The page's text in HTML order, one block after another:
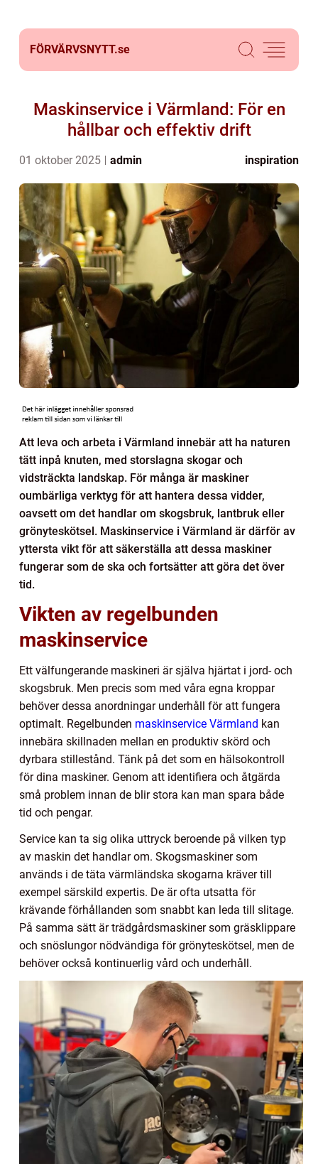
FÖRVÄRVSNYTT.se
Maskinservice i Värmland: För en
hållbar och effektiv drift
01 oktober 2025 admin inspiration
Att leva och arbeta i Värmland innebär att ha naturen
tätt inpå knuten, med storslagna skogar och
vidsträckta landskap. För många är maskiner
oumbärliga verktyg för att hantera dessa vidder,
oavsett om det handlar om skogsbruk, lantbruk eller
grönyteskötsel. Maskinservice i Värmland är därför av
yttersta vikt för att säkerställa att dessa maskiner
fungerar som de ska och fortsätter att göra det över
tid.
Vikten av regelbunden
maskinservice
Ett välfungerande maskineri är själva hjärtat i jord- och
skogsbruk. Men precis som med våra egna kroppar
behöver dessa anordningar underhåll för att fungera
optimalt. Regelbunden maskinservice Värmland kan
innebära skillnaden mellan en produktiv skörd och
dyrbara stillestånd. Tänk på det som en hälsokontroll
för dina maskiner. Genom att identifiera och åtgärda
små problem innan de blir stora kan man spara både
tid och pengar.
Service kan ta sig olika uttryck beroende på vilken typ
av maskin det handlar om. Skogsmaskiner som
används i de täta värmländska skogarna kräver till
exempel särskild expertis. De är ofta utsatta för
krävande förhållanden som snabbt kan leda till slitage.
På samma sätt är trädgårdsmaskiner som gräsklippare
och snöslungor nödvändiga för grönyteskötsel, men de
behöver också kontinuerlig vård och underhåll.